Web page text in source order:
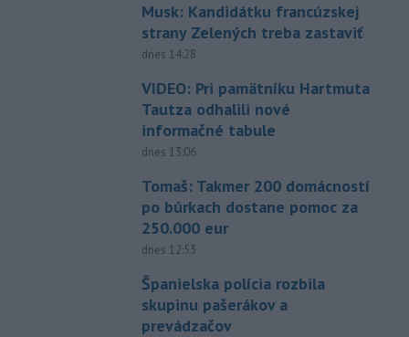
Musk: Kandidátku francúzskej
strany Zelených treba zastaviť
dnes 14:28
VIDEO: Pri pamätníku Hartmuta
Tautza odhalili nové
informačné tabule
dnes 13:06
Tomaš: Takmer 200 domácností
po búrkach dostane pomoc za
250.000 eur
dnes 12:53
Španielska polícia rozbila
skupinu pašerákov a
prevádzačov